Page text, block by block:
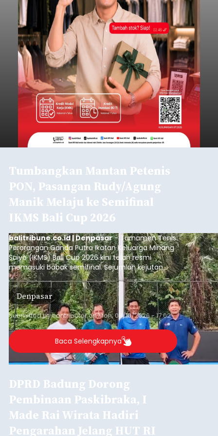
Tumbangkan Mantan Petenis
PON, Pasangan Rudy/Agung
Manik Melaju ke Semifinal
IKMS Bali Cup 2026
balitribune.co.id | Denpasar- Turnamen Tenis
Perorangan Ganda Putra Ikatan Keluarga Minang
Saiyo (IKMS) Bali Cup 2026 kini telah resmi
memasuki babak semifinal. Sejumlah kejutan
mewarnai babak delapan besar yang digelar di
Lapangan Tenis Telkom Denpasar pada Minggu,
9 Agustus 2026.
Denpasar
Submitted bycontributoronMon, 08/10/2026 - 17:02
Baca Selengkapnya
DPRD Badung Dorong
Pembinaan Paskibraka, I
Made Rai Wirata Hadiri
Pengarahan Jelang HUT RI